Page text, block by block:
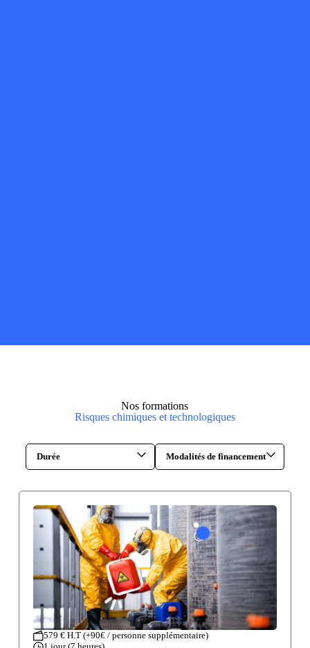
Nos formations
Risques chimiques et technologiques
Durée Modalités de financement
579 € H.T (+90€ / personne supplémentaire)